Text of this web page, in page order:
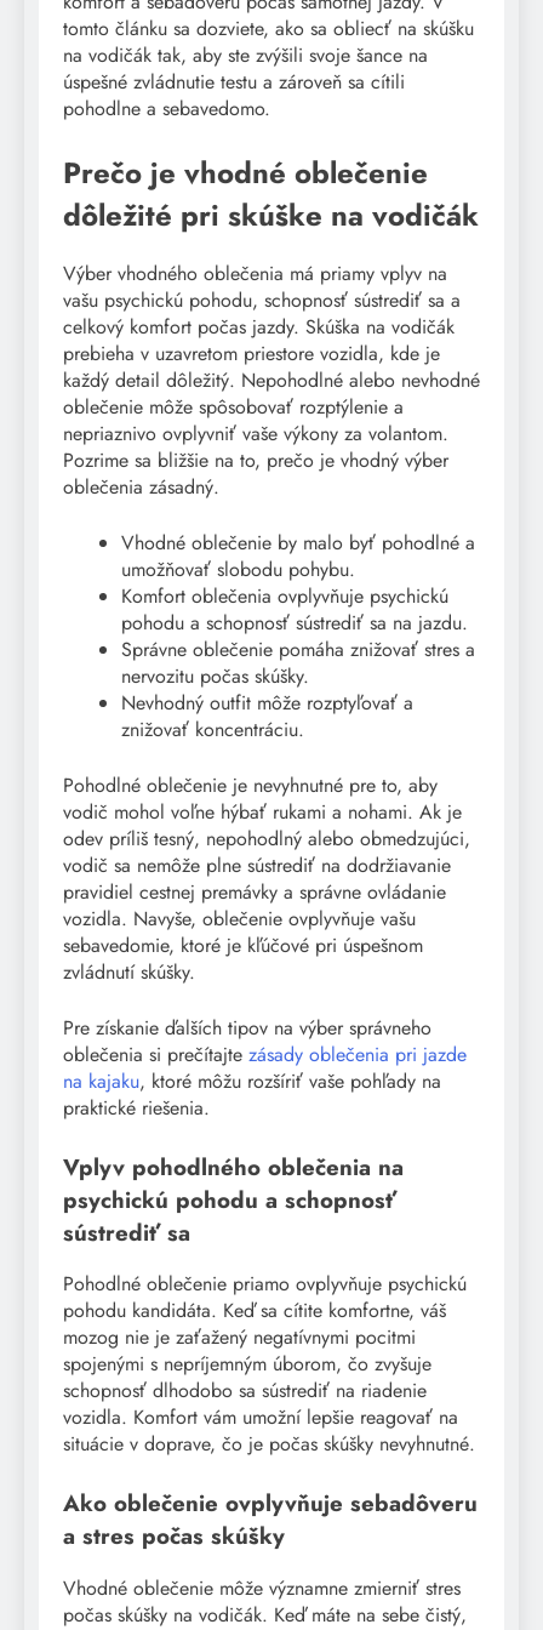
tomto článku sa dozviete, ako sa obliecť na skúšku
na vodičák tak, aby ste zvýšili svoje šance na
úspešné zvládnutie testu a zároveň sa cítili
pohodlne a sebavedomo.
Prečo je vhodné oblečenie
dôležité pri skúške na vodičák
Výber vhodného oblečenia má priamy vplyv na
vašu psychickú pohodu, schopnosť sústrediť sa a
celkový komfort počas jazdy. Skúška na vodičák
prebieha v uzavretom priestore vozidla, kde je
každý detail dôležitý. Nepohodlné alebo nevhodné
oblečenie môže spôsobovať rozptýlenie a
nepriaznivo ovplyvniť vaše výkony za volantom.
Pozrime sa bližšie na to, prečo je vhodný výber
oblečenia zásadný.
Vhodné oblečenie by malo byť pohodlné a
umožňovať slobodu pohybu.
Komfort oblečenia ovplyvňuje psychickú
pohodu a schopnosť sústrediť sa na jazdu.
Správne oblečenie pomáha znižovať stres a
nervozitu počas skúšky.
Nevhodný outfit môže rozptyľovať a
znižovať koncentráciu.
Pohodlné oblečenie je nevyhnutné pre to, aby
vodič mohol voľne hýbať rukami a nohami. Ak je
odev príliš tesný, nepohodlný alebo obmedzujúci,
vodič sa nemôže plne sústrediť na dodržiavanie
pravidiel cestnej premávky a správne ovládanie
vozidla. Navyše, oblečenie ovplyvňuje vašu
sebavedomie, ktoré je kľúčové pri úspešnom
zvládnutí skúšky.
Pre získanie ďalších tipov na výber správneho
oblečenia si prečítajte zásady oblečenia pri jazde
na kajaku, ktoré môžu rozšíriť vaše pohľady na
praktické riešenia.
Vplyv pohodlného oblečenia na
psychickú pohodu a schopnosť
sústrediť sa
Pohodlné oblečenie priamo ovplyvňuje psychickú
pohodu kandidáta. Keď sa cítite komfortne, váš
mozog nie je zaťažený negatívnymi pocitmi
spojenými s nepríjemným úborom, čo zvyšuje
schopnosť dlhodobo sa sústrediť na riadenie
vozidla. Komfort vám umožní lepšie reagovať na
situácie v doprave, čo je počas skúšky nevyhnutné.
Ako oblečenie ovplyvňuje sebadôveru
a stres počas skúšky
Vhodné oblečenie môže významne zmierniť stres
počas skúšky na vodičák. Keď máte na sebe čistý,